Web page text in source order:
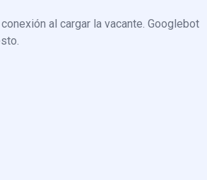
al cargar la vacante. Googlebot